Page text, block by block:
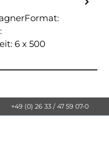
6 x 500
+49 (0) 26 33 / 47 59 07-0